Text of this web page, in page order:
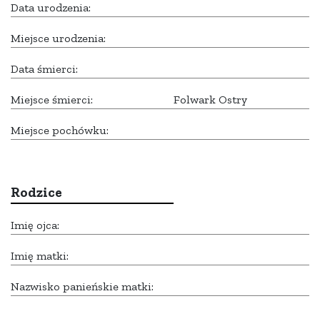
Data urodzenia:
Miejsce urodzenia:
Data śmierci:
Miejsce śmierci: Folwark Ostry
Miejsce pochówku:
Rodzice
Imię ojca:
Imię matki:
Nazwisko panieńskie matki: